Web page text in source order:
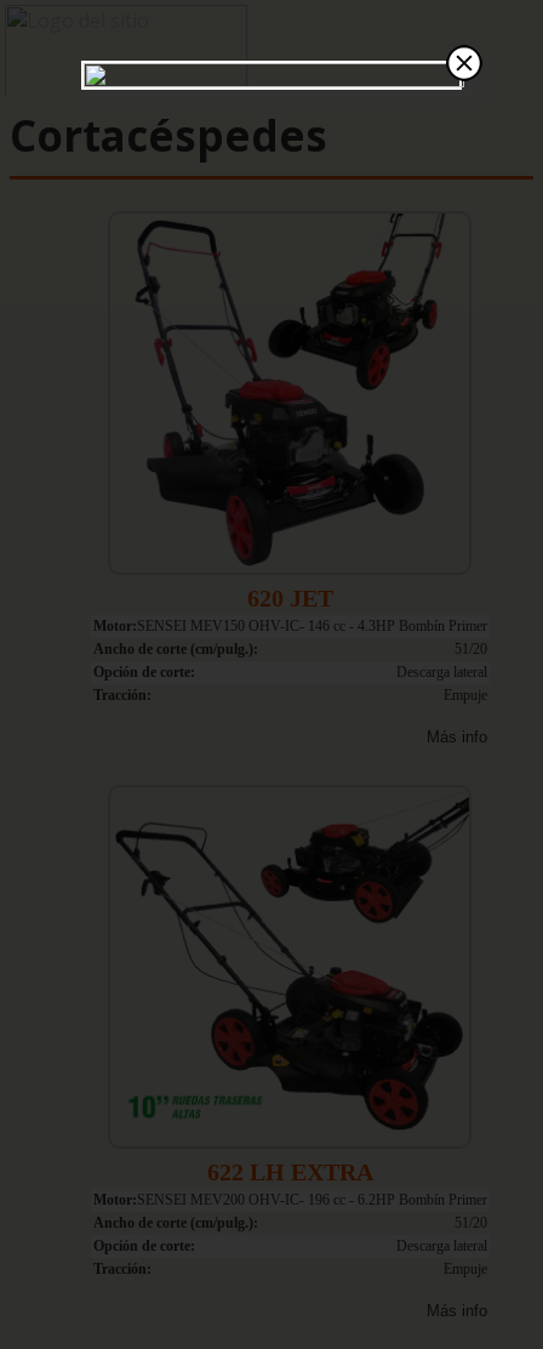
Cortacéspedes
620 JET
Motor:SENSEI MEV150 OHV-IC- 146 cc - 4.3HP Bombín Primer
Ancho de corte (cm/pulg.):
51/20
Opción de corte:
Descarga lateral
Tracción:
Empuje
Más info
622 LH EXTRA
Motor:SENSEI MEV200 OHV-IC- 196 cc - 6.2HP Bombín Primer
Ancho de corte (cm/pulg.):
51/20
Opción de corte:
Descarga lateral
Tracción:
Empuje
Más info